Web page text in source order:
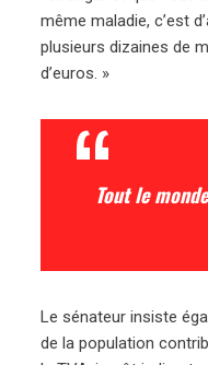
même maladie, c’est
plusieurs dizaines de
d’euros. »
Tout le
Le sénateur insiste
de la population